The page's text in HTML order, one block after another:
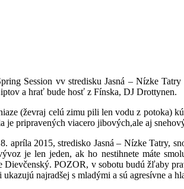
Session vv stredisku Jasná – Nízke
a hrať bude hosť z Fínska, DJ Drottynen.
(ževraj celú zimu pili len vodu z potoka)
je pripravených viacero jibových,ale aj
apríla 2015, stredisko Jasná – Nízke Tatry,
je len jeden, ak ho nestihnete máte
POZOR, v sobotu budú žľaby
najradšej s mladými a sú agresívne a